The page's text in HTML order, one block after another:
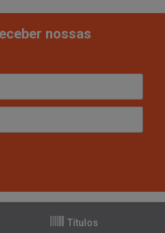
nossas
Títulos